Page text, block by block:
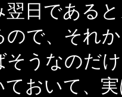
翌日である
ので、それ
そうなのだ
おいて、実